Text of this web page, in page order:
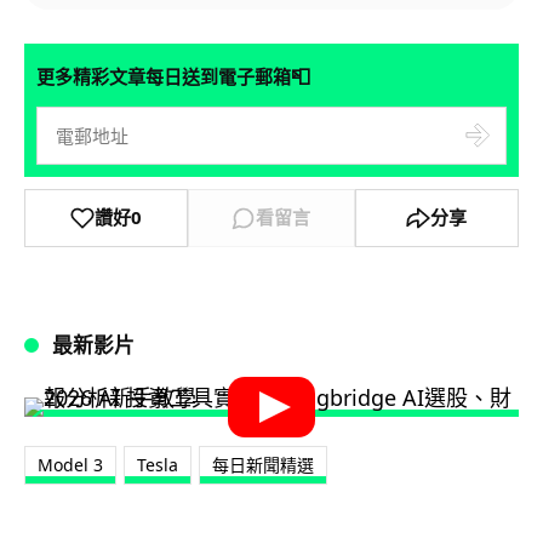
更多精彩文章每日送到電子郵箱📮
讚好0 看留言 分享
最新影片
Model 3 Tesla 每日新聞精選